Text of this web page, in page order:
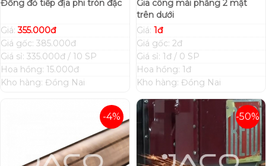
Đồng đỏ tiếp địa phi tròn đặc
Giá:355.000đ
Giá gốc: 385.000đ
Giá sỉ: 335.000đ / 10 SP
Hoa hồng: 15.000đ
Kho hàng: Đồng Nai
Gia công mài phẳng 2 mặt
trên dưới
Giá: 1đ
Giá gốc: 2đ
Giá sỉ: 1đ / 0 SP
Hoa hồng: 1đ
Kho hàng: Đồng Nai
-4% -50%